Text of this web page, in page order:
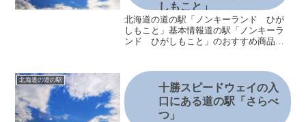
しもこと」
北海道の道の駅「ノンキーランド ひが
しもこと」基本情報道の駅「ノンキーラ
ンド ひがしもこと」のおすすめ商品シ
ンくるりんく道の駅「ノンキーランド
ひがしもこと」のおすすめポ...
北海道の道の駅
十勝スピードウェイの入
口にある道の駅「さらべ
つ」